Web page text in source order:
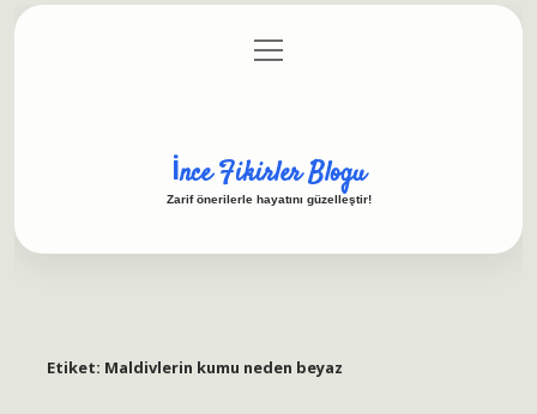
Gizlilik Politikası
menüyü
aç
İnce Fikirler Blogu
Zarif önerilerle hayatını güzelleştir!
Etiket: Maldivlerin kumu neden beyaz